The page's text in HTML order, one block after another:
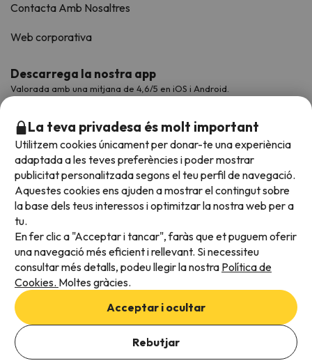
Afegeix les dates per comprovar la disponibilitat
Afegir dates
Contacta Amb Nosaltres
Web corporativa
Descarrega la nostra app
Valorada amb una mitjana de 4,6/5 en iOS i Android.
Acceptem
Condicions generals
Privadesa de dades
Política de cookies
La teva privadesa és molt important
Utilitzem cookies únicament per donar-te una experiència
adaptada a les teves preferències i poder mostrar
publicitat personalitzada segons el teu perfil de navegació.
Aquestes cookies ens ajuden a mostrar el contingut sobre
la base dels teus interessos i optimitzar la nostra web per a
tu.
En fer clic a "Acceptar i tancar", faràs que et puguem oferir
una navegació més eficient i rellevant. Si necessiteu
consultar més detalls, podeu llegir la nostra Política de
Cookies. Moltes gràcies.
Acceptar i ocultar
Rebutjar